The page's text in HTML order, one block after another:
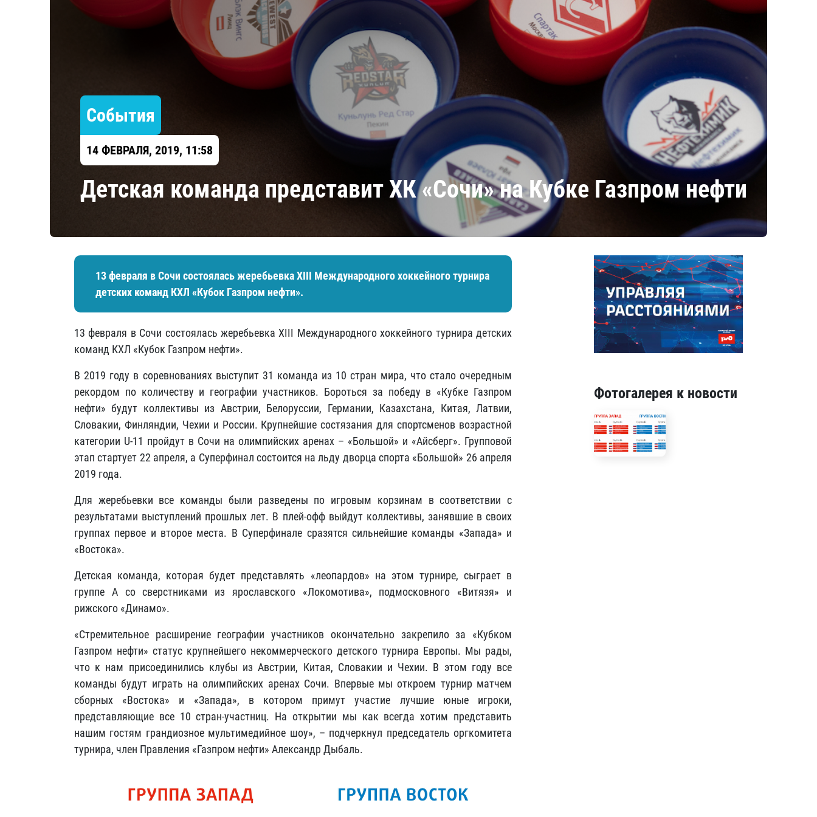
Локомотив
Северсталь
Шанхайские Драконы
Амур
Барыс
Салават Юлаев
Сибирь
События
14 ФЕВРАЛЯ, 2019, 11:58
Детская команда представит ХК «Сочи» на Кубке Газпром нефти
13 февраля в Сочи состоялась жеребьевка XIII Международного хоккейного турнира
детских команд КХЛ «Кубок Газпром нефти».
13 февраля в Сочи состоялась жеребьевка XIII Международного хоккейного турнира детских
команд КХЛ «Кубок Газпром нефти».
В 2019 году в соревнованиях выступит 31 команда из 10 стран мира, что стало очередным
рекордом по количеству и географии участников. Бороться за победу в «Кубке Газпром
нефти» будут коллективы из Австрии, Белоруссии, Германии, Казахстана, Китая, Латвии,
Словакии, Финляндии, Чехии и России. Крупнейшие состязания для спортсменов возрастной
категории U-11 пройдут в Сочи на олимпийских аренах – «Большой» и «Айсберг». Групповой
этап стартует 22 апреля, а Суперфинал состоится на льду дворца спорта «Большой» 26 апреля
2019 года.
Для жеребьевки все команды были разведены по игровым корзинам в соответствии с
результатами выступлений прошлых лет. В плей-офф выйдут коллективы, занявшие в своих
группах первое и второе места. В Суперфинале сразятся сильнейшие команды «Запада» и
«Востока».
Детская команда, которая будет представлять «леопардов» на этом турнире, сыграет в
группе А со сверстниками из ярославского «Локомотива», подмосковного «Витязя» и
рижского «Динамо».
«Стремительное расширение географии участников окончательно закрепило за «Кубком
Газпром нефти» статус крупнейшего некоммерческого детского турнира Европы. Мы рады,
что к нам присоединились клубы из Австрии, Китая, Словакии и Чехии. В этом году все
команды будут играть на олимпийских аренах Сочи. Впервые мы откроем турнир матчем
сборных «Востока» и «Запада», в котором примут участие лучшие юные игроки,
представляющие все 10 стран-участниц. На открытии мы как всегда хотим представить
нашим гостям грандиозное мультимедийное шоу», – подчеркнул председатель оргкомитета
турнира, член Правления «Газпром нефти» Александр Дыбаль.
Фотогалерея к новости